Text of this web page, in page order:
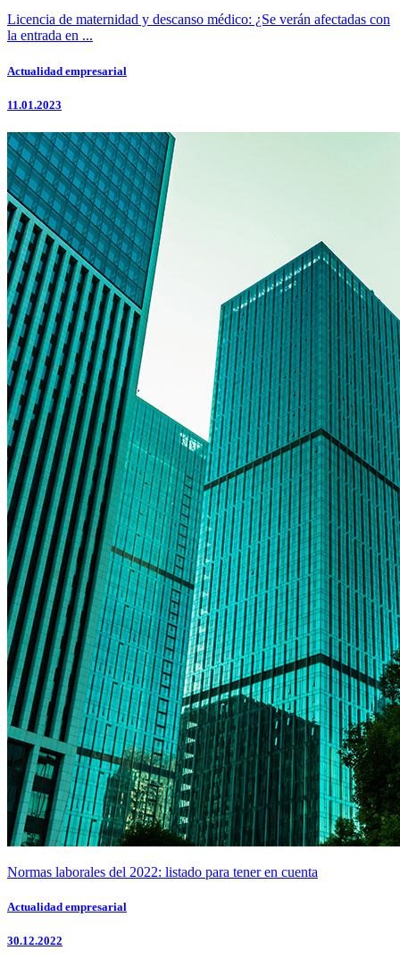
Licencia de maternidad y descanso médico: ¿Se verán afectadas con
la entrada en ...
Actualidad empresarial
11.01.2023
Normas laborales del 2022: listado para tener en cuenta
Actualidad empresarial
30.12.2022